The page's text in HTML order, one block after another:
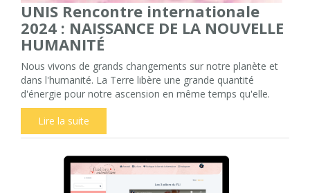
UNIS Rencontre internationale
2024 : NAISSANCE DE LA NOUVELLE
HUMANITÉ
Nous vivons de grands changements sur notre planète et
dans l'humanité. La Terre libère une grande quantité
d'énergie pour notre ascension en même temps qu'elle.
Lire la suite